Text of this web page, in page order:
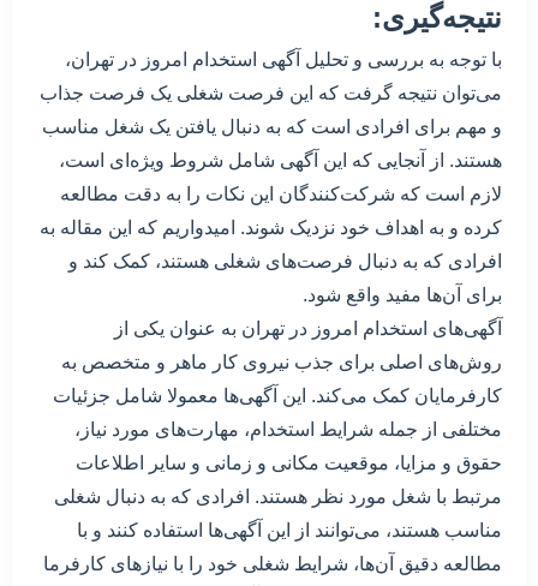
نتیجه‌گیری:
با توجه به بررسی و تحلیل آگهی استخدام امروز در تهران،
می‌توان نتیجه گرفت که این فرصت شغلی یک فرصت جذاب
و مهم برای افرادی است که به دنبال یافتن یک شغل مناسب
هستند. از آنجایی که این آگهی شامل شروط ویژه‌ای است،
لازم است که شرکت‌کنندگان این نکات را به دقت مطالعه
کرده و به اهداف خود نزدیک شوند. امیدواریم که این مقاله به
افرادی که به دنبال فرصت‌های شغلی هستند، کمک کند و
برای آن‌ها مفید واقع شود.
آگهی‌های استخدام امروز در تهران به عنوان یکی از
روش‌های اصلی برای جذب نیروی کار ماهر و متخصص به
کارفرمایان کمک می‌کند. این آگهی‌ها معمولا شامل جزئیات
مختلفی از جمله شرایط استخدام، مهارت‌های مورد نیاز،
حقوق و مزایا، موقعیت مکانی و زمانی و سایر اطلاعات
مرتبط با شغل مورد نظر هستند. افرادی که به دنبال شغلی
مناسب هستند، می‌توانند از این آگهی‌ها استفاده کنند و با
مطالعه دقیق آن‌ها، شرایط شغلی خود را با نیازهای کارفرما